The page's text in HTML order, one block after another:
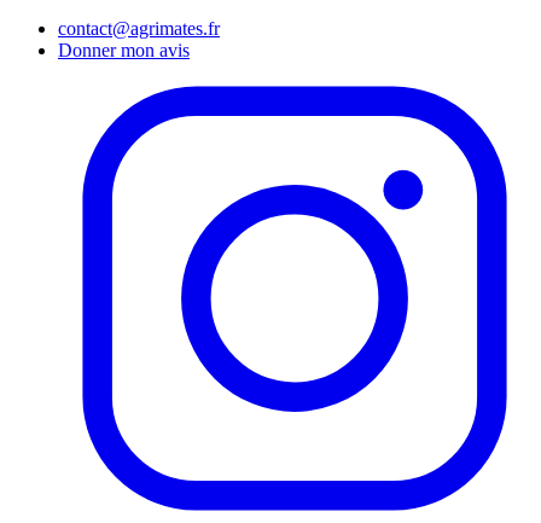
contact@agrimates.fr
Donner mon avis